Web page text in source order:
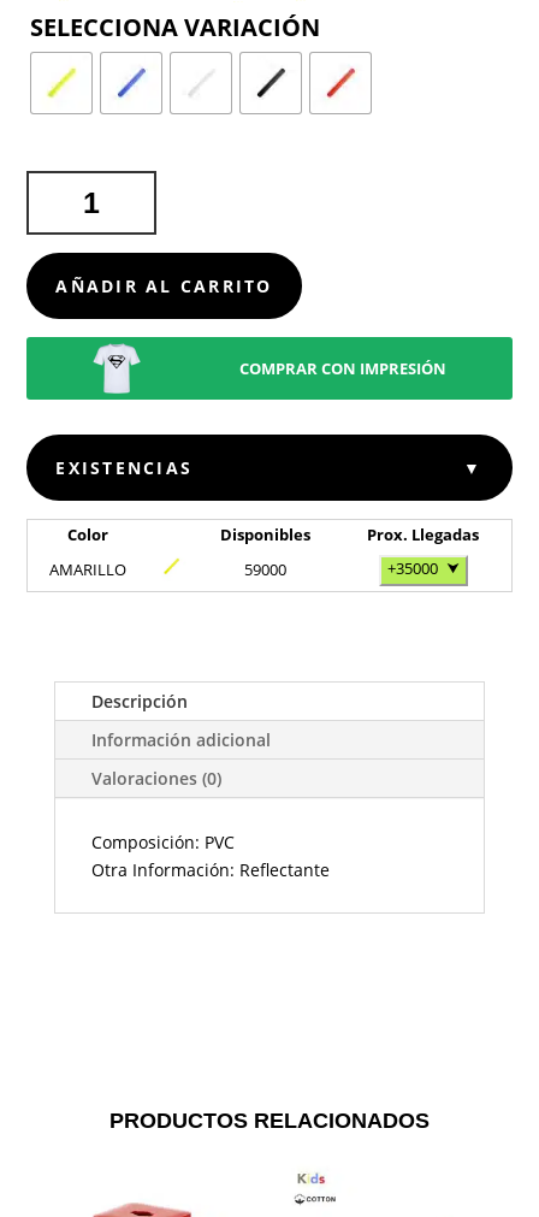
REFLECTIVE
CANTIDAD
AÑADIR AL CARRITO
COMPRAR CON IMPRESIÓN
EXISTENCIAS ▼
Color Disponibles
Prox. Llegadas
AMARILLO
59000 +35000 ⮟
Descripción
Información adicional
Valoraciones (0)
Composición: PVC
Otra Información: Reflectante
PRODUCTOS RELACIONADOS